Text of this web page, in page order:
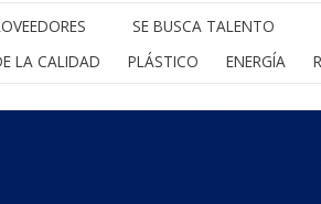
SE BUSCA TALENTO
LA CALIDAD PLÁSTICO ENERGÍA